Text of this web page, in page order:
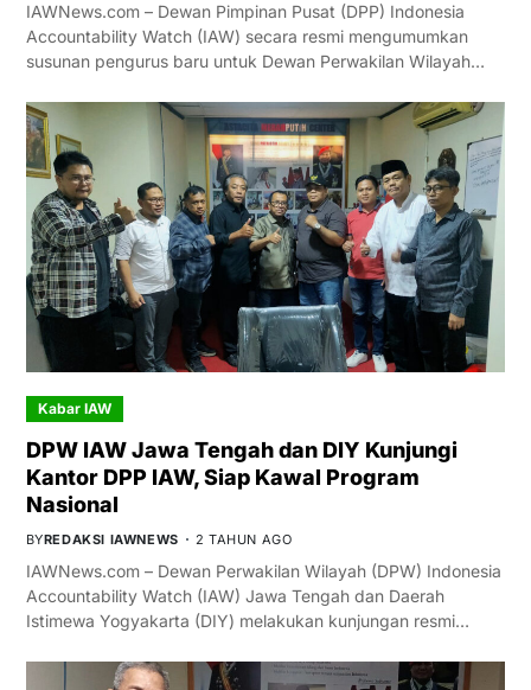
IAWNews.com – Dewan Pimpinan Pusat (DPP) Indonesia
Accountability Watch (IAW) secara resmi mengumumkan
susunan pengurus baru untuk Dewan Perwakilan Wilayah…
Kabar IAW
DPW IAW Jawa Tengah dan DIY Kunjungi
Kantor DPP IAW, Siap Kawal Program
Nasional
BYREDAKSI IAWNEWS 2 TAHUN AGO
IAWNews.com – Dewan Perwakilan Wilayah (DPW) Indonesia
Accountability Watch (IAW) Jawa Tengah dan Daerah
Istimewa Yogyakarta (DIY) melakukan kunjungan resmi…